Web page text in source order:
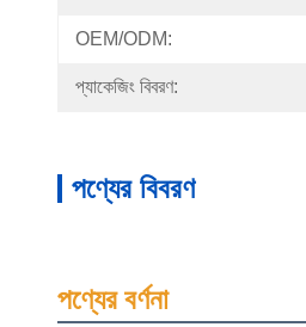
OEM/ODM:
প্যাকেজিং বিবরণ:
পণ্যের বিবরণ
পণ্যের বর্ণনা